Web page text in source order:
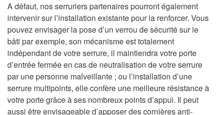
A défaut, nos serruriers partenaires pourront également
intervenir sur l’installation existante pour la renforcer. Vous
pouvez envisager la pose d’un verrou de sécurité sur le
bâti par exemple, son mécanisme est totalement
indépendant de votre serrure, il maintiendra votre porte
d’entrée fermée en cas de neutralisation de votre serrure
par une personne malveillante ; ou l’installation d’une
serrure multipoints, elle confère une meilleure résistance à
votre porte grâce à ses nombreux points d’appui. Il peut
aussi être envisageable d’apposer des cornières anti-